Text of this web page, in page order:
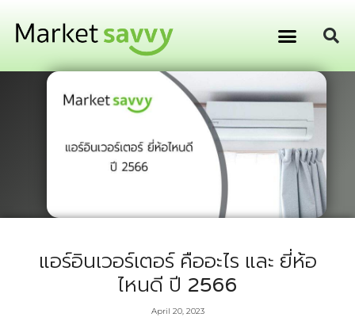
แอร์อินเวอร์เตอร์ คืออะไร และ ยี่ห้อ
ไหนดี ปี 2566
April 20, 2023